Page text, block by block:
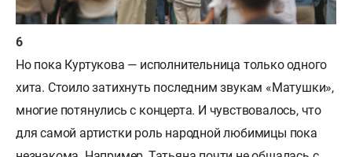
Но пока Куртукова — исполнительница только одного
хита. Стоило затихнуть последним звукам «Матушки»,
многие потянулись с концерта. И чувствовалось, что
для самой артистки роль народной любимицы пока